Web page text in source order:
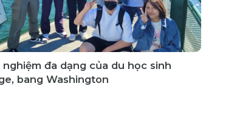
nghiệm đa dạng của du học sinh
bang Washington